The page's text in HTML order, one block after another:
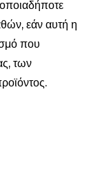
εάν αυτή η
που
των